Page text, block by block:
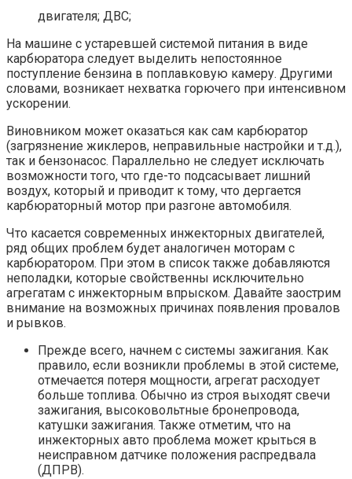
двигателя; ДВС;
На машине с устаревшей системой питания в виде
карбюратора следует выделить непостоянное
поступление бензина в поплавковую камеру. Другими
словами, возникает нехватка горючего при интенсивном
ускорении.
Виновником может оказаться как сам карбюратор
(загрязнение жиклеров, неправильные настройки и т.д.),
так и бензонасос. Параллельно не следует исключать
возможности того, что где-то подсасывает лишний
воздух, который и приводит к тому, что дергается
карбюраторный мотор при разгоне автомобиля.
Что касается современных инжекторных двигателей,
ряд общих проблем будет аналогичен моторам с
карбюратором. При этом в список также добавляются
неполадки, которые свойственны исключительно
агрегатам с инжекторным впрыском. Давайте заострим
внимание на возможных причинах появления провалов
и рывков.
Прежде всего, начнем с системы зажигания. Как
правило, если возникли проблемы в этой системе,
отмечается потеря мощности, агрегат расходует
больше топлива. Обычно из строя выходят свечи
зажигания, высоковольтные бронепровода,
катушки зажигания. Также отметим, что на
инжекторных авто проблема может крыться в
неисправном датчике положения распредвала
(ДПРВ).